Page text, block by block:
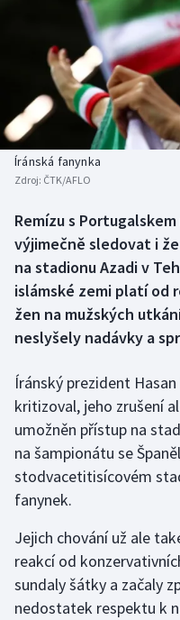
Americký fotbal
Baseball a softbal
Basketbal
Biatlon
Box
Curling
Dostihy
Florbal
Futsal
Golf
Gymnastika
Házená
Jezdectví
NEPŘEHLÉDNĚTE
Soutěže
Historické návraty
Aplikace ČT sport
Íránská fanynka
Zdroj: ČTK/AFLO
Remízu s
výjimečně sledovat i
na stadionu Azadi v
islámské zemi platí od
žen na mužských
neslyšely nadávky a
Íránský prezident
kritizoval, jeho zrušení
umožněn přístup na
na šampionátu se
stodvacetitisícovém
fanynek.
Jejich chování už ale
reakcí od
sundaly šátky a začaly
nedostatek respektu k